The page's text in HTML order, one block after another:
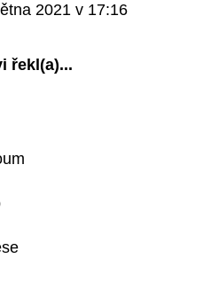
2021 v 17:16
řekl(a)...